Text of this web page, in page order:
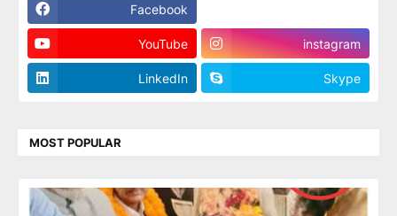
Facebook
YouTube instagram
LinkedIn Skype
MOST POPULAR